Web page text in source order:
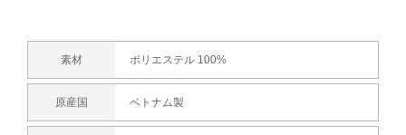
素材 ポリエステル 100%
原産国 ベトナム製